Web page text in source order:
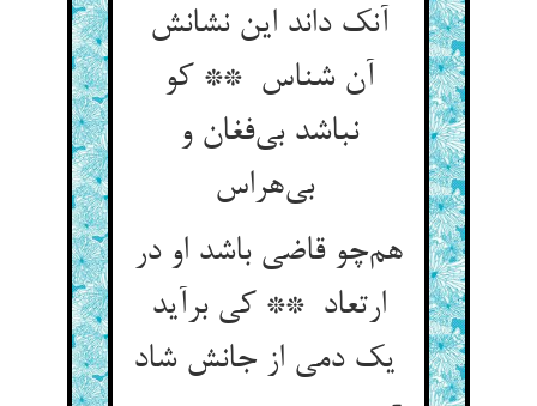
آنک داند این نشانش
آن شناس ** کو
نباشد بی‌فغان و
بی‌هراس
هم‌چو قاضی باشد او در
ارتعاد ** کی برآید